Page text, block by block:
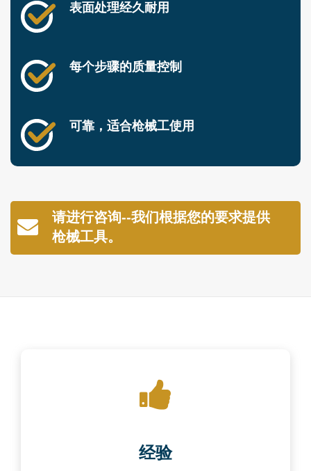
表面处理经久耐用
每个步骤的质量控制
可靠，适合枪械工使用
请进行咨询--我们根据您的要求提供
枪械工具。
经验